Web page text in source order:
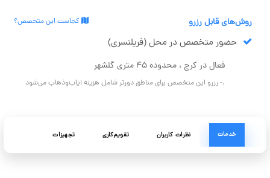
روش‌های قابل رزرو
حضور متخصص در محل (فریلنسری)
فعال در کرج ، محدوده ۴۵ متری گلشهر
.- رزرو این متخصص برای مناطق دورتر شامل هزینه ایاب‌وذهاب می‌شود
کجاست این متخصص؟
خدمات نظرات کاربران تقویم‌کاری تجهیزات